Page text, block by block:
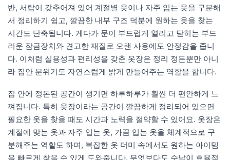
반, 서랍이 갖추어져 있어 계절별 옷이나 자주 입는 옷을 구분해
서 정리하기 쉽고, 깔끔한 내부 구조 덕분에 원하는 옷을 찾는
시간도 단축됩니다. 게다가 문이 부드럽게 열리고 닫히는 부드
러운 잠금장치와 견고한 재질로 오랜 사용에도 안정감을 줍니
다. 이처럼 실용성과 편리성을 갖춘 옷장은 정리 정돈뿐만 아니
라 집안 분위기도 자연스럽게 밝게 만들어주는 역할을 합니다.
집 안에 정돈된 공간이 생기면 하루하루가 훨씬 더 편안하게 느
껴집니다. 특히 옷장이라는 공간이 깔끔하게 정리되어 있으면
필요한 옷을 찾을 때도 시간과 노력을 절약할 수 있어요. 옷장은
계절에 맞는 옷과 자주 입는 옷, 가끔 입는 옷을 체계적으로 구
분해주는 역할도 하며, 복잡한 옷 더미 속에서도 원하는 아이템
을 빠르게 찾을 수 있게 도와줍니다. 무엇보다도 수납이 효율적